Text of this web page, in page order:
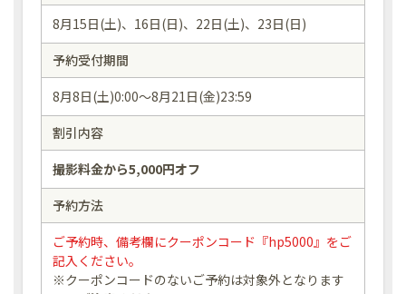
8月15日(土)、16日(日)、22日(土)、23日(日)
予約受付期間
8月8日(土)0:00～8月21日(金)23:59
割引内容
撮影料金から5,000円オフ
予約方法
ご予約時、備考欄にクーポンコード『hp5000』をご
記入ください。
※クーポンコードのないご予約は対象外となります